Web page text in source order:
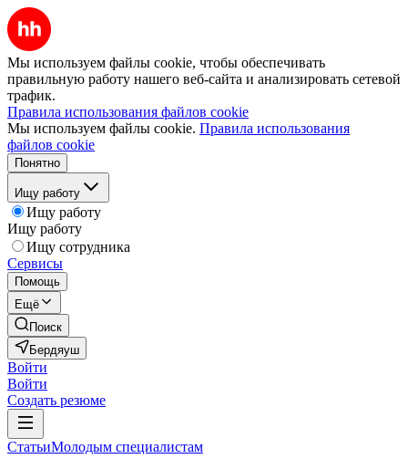
Мы используем файлы cookie, чтобы обеспечивать
правильную работу нашего веб-сайта и анализировать сетевой
трафик.
Правила использования файлов cookie
Мы используем файлы cookie. Правила использования
файлов cookie
Понятно
Ищу работу
Ищу работу
Ищу работу
Ищу сотрудника
Сервисы
Помощь
Ещё
Поиск
Бердяуш
Войти
Войти
Создать резюме
СтатьиМолодым специалистам